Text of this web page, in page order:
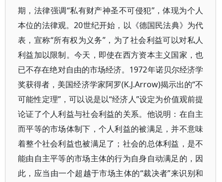
期，法律强调“私有财产神圣不可侵犯”，体现为个人
本位的法律观。20世纪开始，以《德国民法典》为代
表，宣称“所有权为义务”，为了社会利益可以对私人
利益加以限制。今天，即使在西方资本主义国家，也
已不存在绝对自由的市场经济。1972年诺贝尔经济学
奖获得者，美国经济学家阿罗(K.J.Arrow)揭示出的“不
可能性定理”，可以说是以“经济人”设定为价值观前提
论证了个人利益与社会利益的关系。他说明：在自主
而平等的市场体制下，个人利益的被满足，并不意味
着整个社会利益也被满足了；社会的总体利益，是不
能由自主平等的市场主体的行为自身自动满足的，因
此，应当由一个超越于市场主体的“裁决者”来识别和